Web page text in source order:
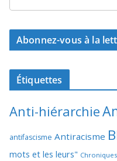
Abonnez-vous à la
Étiquettes
Anti-hiérarchie
antifascisme Antiracisme
mots et les leurs"